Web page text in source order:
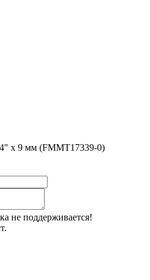
4" х 9 мм (FMMT17339-0)
не поддерживается!